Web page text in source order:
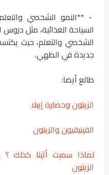
- **النمو الشخصي
السياحة الغذائية، مثل دروس
الشخصي والتعلم، حيث
جديدة في الطهي.
طالع أيضا:
الزيتون وحضارة إيبلا
الفينيقيون والزيتون
لماذا سميت أثينا كذلك
الزيتون